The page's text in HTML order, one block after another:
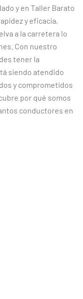
y en Taller Barato
y eficacia,
a la carretera lo
Con nuestro
tener la
siendo atendido
y comprometidos
por qué somos
conductores en